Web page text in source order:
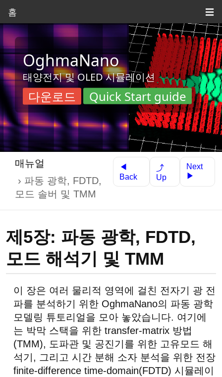
홈 ☰
OghmaNano
태양전지 및 OLED 시뮬레이션
다운로드 Quick Start guide
매뉴얼
파동 광학, FDTD,
모드 솔버 및 TMM
◀
Back
⤴
Up
Next
▶
제5장: 파동 광학, FDTD,
모드 해석기 및 TMM
이 장은 여러 물리적 영역에 걸친 전자기 광 전
파를 분석하기 위한 OghmaNano의 파동 광학
모델링 튜토리얼을 모아 놓았습니다. 여기에
는 박막 스택을 위한 transfer-matrix 방법
(TMM), 도파관 및 공진기를 위한 고유모드 해
석기, 그리고 시간 분해 소자 분석을 위한 전장
finite-difference time-domain(FDTD) 시뮬레이